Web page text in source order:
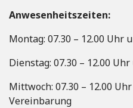
Anwesenheitszeiten:
Montag: 07.30 – 12.00 Uhr
Dienstag: 07.30 – 12.00
Mittwoch: 07.30 – 12.00
Vereinbarung